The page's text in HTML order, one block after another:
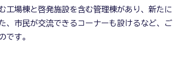
工場棟と啓発施設を含む管理棟があり、新たに
、市民が交流できるコーナーも設けるなど、ご
です。